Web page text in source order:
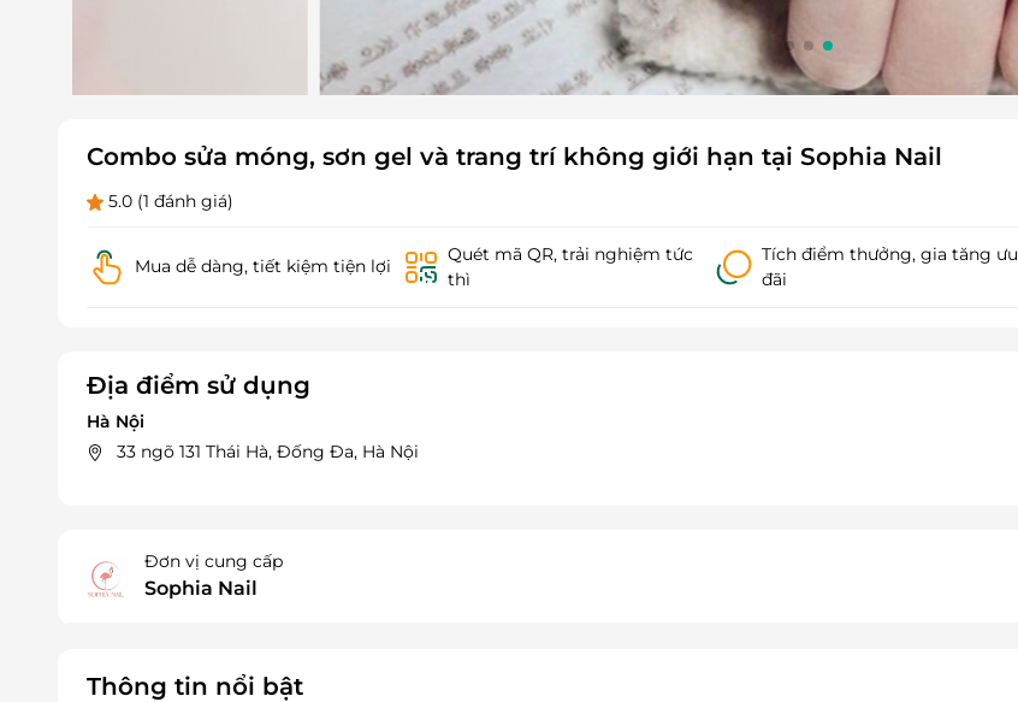
Combo sửa móng, sơn gel và trang trí không giới hạn tại Sophia Nail
5.0 (1 đánh giá)
Mua dễ dàng, tiết kiệm tiện lợi
Quét mã QR, trải nghiệm tức
thì
Tích điểm thưởng, gia tăng ưu
đãi
Địa điểm sử dụng
Hà Nội
33 ngõ 131 Thái Hà, Đống Đa, Hà Nội
Đơn vị cung cấp
Sophia Nail
Thông tin nổi bật